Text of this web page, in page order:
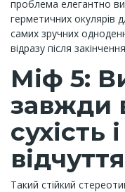
проблема елегантно
герметичних окулярів
самих зручних
відразу після
Міф 5:
завжди
сухість
Такий стійкий